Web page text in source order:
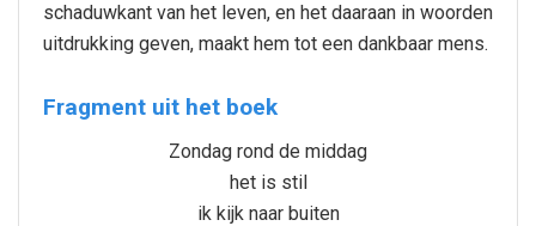
schaduwkant van het leven, en het daaraan in woorden
uitdrukking geven, maakt hem tot een dankbaar mens.
Fragment uit het boek
Zondag rond de middag
het is stil
ik kijk naar buiten